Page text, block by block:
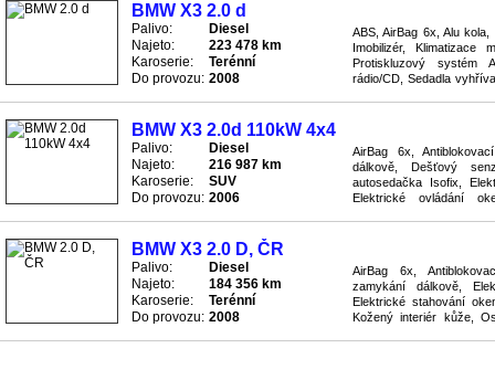
BMW X3 2.0 d
Palivo:
Diesel
Najeto:
223 478 km
Karoserie:
Terénní
Do provozu: 2008
ABS, AirBag 6x, Alu
Imobilizér, Klimatizace
Protiskluzový systém
rádio/CD, Sedadla
BMW X3 2.0d 110kW 4x4
Palivo:
Diesel
Najeto:
216 987 km
Karoserie:
SUV
Do provozu: 2006
AirBag 6x,
dálkově, Dešťový
autosedačka Isofix,
Elektrické ovládání
BMW X3 2.0 D, ČR
Palivo:
Diesel
Najeto:
184 356 km
Karoserie:
Terénní
Do provozu: 2008
AirBag 6x,
zamykání dálkově,
Elektrické stahování
Kožený interiér kůže,